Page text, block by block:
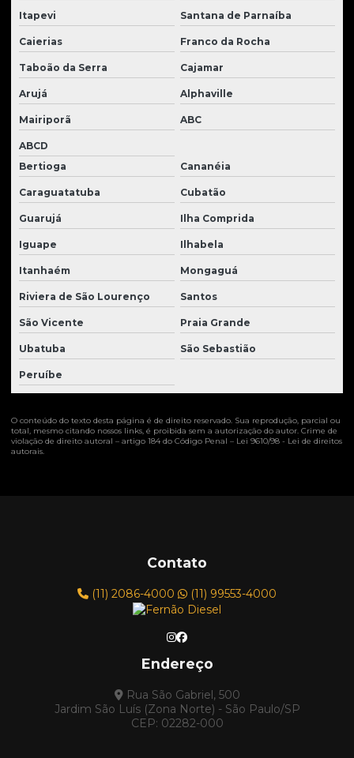
Tratores de esteira à venda
Tratores Hyundai usados
Tratores new holland usados a venda
Tratores new holland usados à venda
Tratores new holland usados à venda
Tratores new holland venda
Tratores usados
Venda de tratores
Vidros para cabines de tratores
Vidros para tratores
Virabrequim para tratores
Itapevi Santana de Parnaíba
Caierias Franco da Rocha
Taboão da Serra Cajamar
Arujá Alphaville
Mairiporã ABC
ABCD
Bertioga
Cananéia
Caraguatatuba Cubatão
Guarujá Ilha Comprida
Iguape Ilhabela
Itanhaém Mongaguá
Riviera de São Lourenço Santos
São Vicente Praia Grande
Ubatuba São Sebastião
Peruíbe
O conteúdo do texto desta página é de direito reservado. Sua reprodução, parcial ou
total, mesmo citando nossos links, é proibida sem a autorização do autor. Crime de
violação de direito autoral – artigo 184 do Código Penal – Lei 9610/98 - Lei de direitos
autorais.
Contato
(11) 2086-4000 (11) 99553-4000
Endereço
Rua São Gabriel, 500
Jardim São Luís (Zona Norte) - São Paulo/SP
CEP: 02282-000